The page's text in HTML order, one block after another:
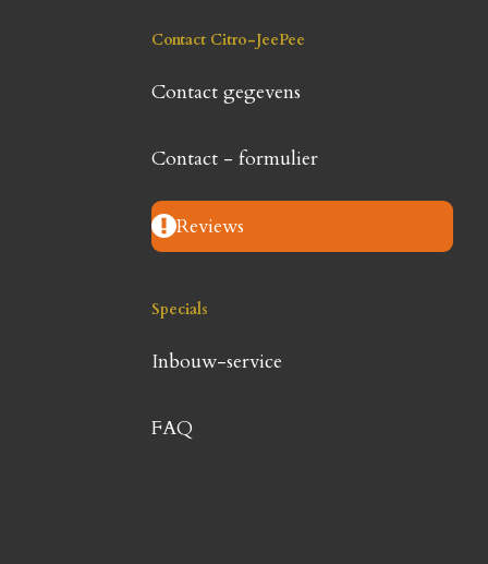
Contact Citro-JeePee
Contact gegevens
Contact - formulier
Reviews
Specials
Inbouw-service
FAQ